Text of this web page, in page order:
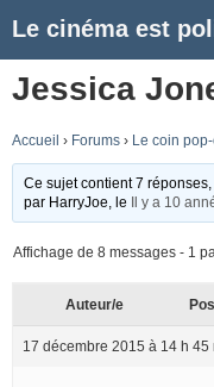
Le cinéma est
Jessica
Accueil › Forums › Le coin
Ce sujet contient 7
par HarryJoe , le Il y a 10
Affichage de 8 messages - 1
Auteur/e
17 décembre 2015 à 14 h 45